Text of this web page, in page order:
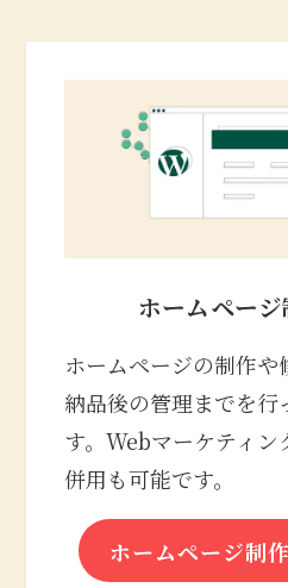
ホームペー
ホームページの制作や
納品後の管理までを行
す。Webマーケティン
併用も可能です。
ホームページ制